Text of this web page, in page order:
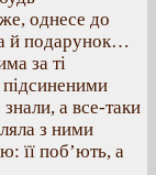
однесе до
й подарунок…
за ті
а все-таки
з ними
її поб’ють, а